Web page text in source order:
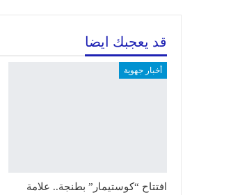
قد يعجبك ايضا
أخبار جهوية
افتتاح “كوستيمار” بطنجة.. علامة